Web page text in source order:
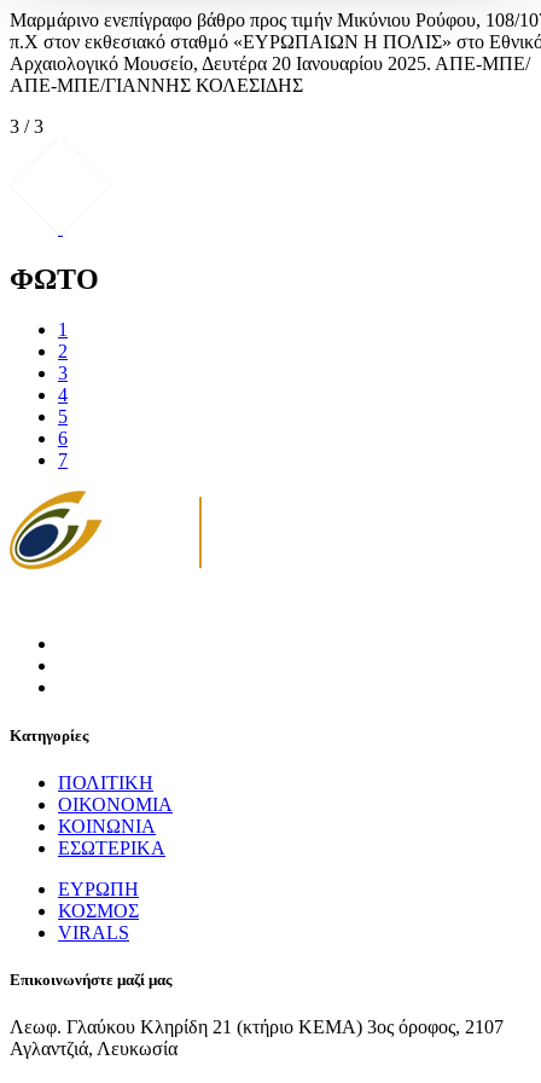
Μαρμάρινο ενεπίγραφο βάθρο προς τιμήν Μικύνιου Ρούφου, 108/
π.Χ στον εκθεσιακό σταθμό «ΕΥΡΩΠΑΙΩΝ Η ΠΟΛΙΣ» στο
Αρχαιολογικό Μουσείο, Δευτέρα 20 Ιανουαρίου 2025. ΑΠΕ-ΜΠΕ/
ΑΠΕ-ΜΠΕ/ΓΙΑΝΝΗΣ ΚΟΛΕΣΙΔΗΣ
3 / 3
ΦΩΤΟ
1
2
3
4
5
6
7
Κατηγορίες
ΠΟΛΙΤΙΚΗ
ΟΙΚΟΝΟΜΙΑ
ΚΟΙΝΩΝΙΑ
ΕΣΩΤΕΡΙΚΑ
ΕΥΡΩΠΗ
ΚΟΣΜΟΣ
VIRALS
Επικοινωνήστε μαζί μας
Λεωφ. Γλαύκου Κληρίδη 21 (κτήριο ΚΕΜΑ) 3ος όροφος, 2107
Αγλαντζιά, Λευκωσία